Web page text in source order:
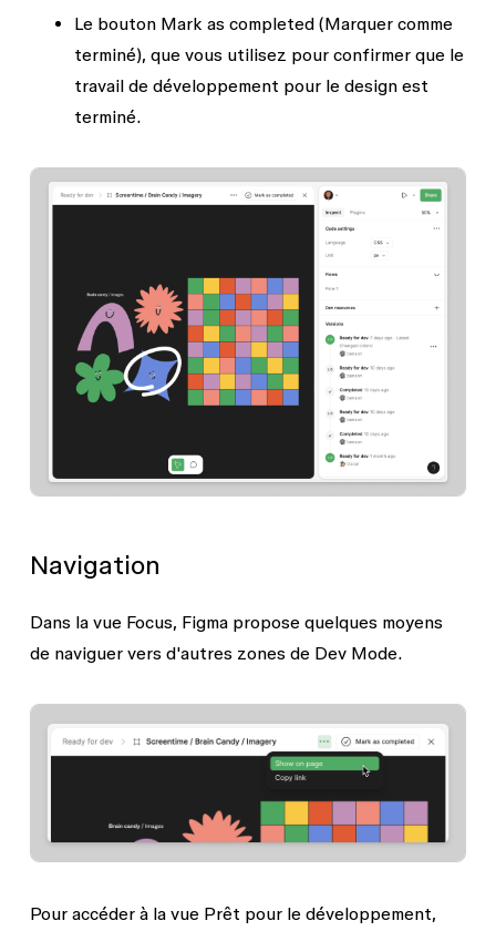
Le bouton Mark as completed(Marquer comme
terminé), que vous utilisez pour confirmer que le
travail de développement pour le design est
terminé.
Navigation
Dans la vue Focus, Figma propose quelques moyens
de naviguer vers d'autres zones de Dev Mode.
Pour accéder à la vue Prêt pour le développement,